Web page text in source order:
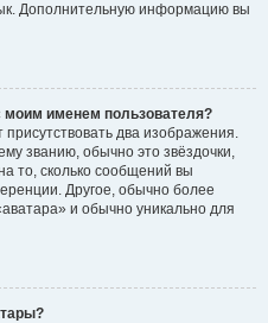
Дополнительную информацию вы
моим именем пользователя?
два изображения.
званию, обычно это звёздочки,
то, сколько сообщений вы
Другое, обычно более
и обычно уникально для